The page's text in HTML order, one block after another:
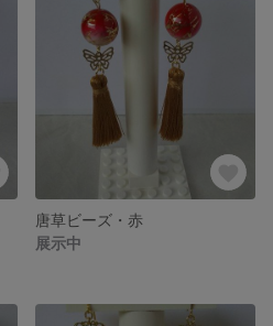
唐草ビーズ・赤
展示中